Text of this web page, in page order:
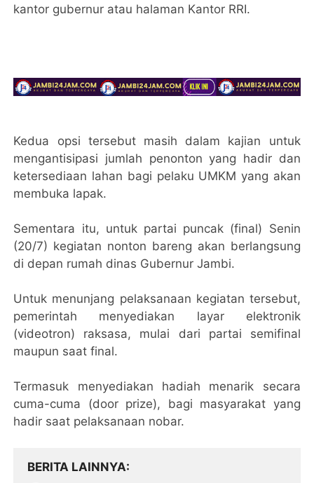
kantor gubernur atau halaman Kantor RRI.
Kedua opsi tersebut masih dalam kajian untuk
mengantisipasi jumlah penonton yang hadir dan
ketersediaan lahan bagi pelaku UMKM yang akan
membuka lapak.
Sementara itu, untuk partai puncak (final) Senin
(20/7) kegiatan nonton bareng akan berlangsung
di depan rumah dinas Gubernur Jambi.
Untuk menunjang pelaksanaan kegiatan tersebut,
pemerintah menyediakan layar elektronik
(videotron) raksasa, mulai dari partai semifinal
maupun saat final.
Termasuk menyediakan hadiah menarik secara
cuma-cuma (door prize), bagi masyarakat yang
hadir saat pelaksanaan nobar.
BERITA LAINNYA